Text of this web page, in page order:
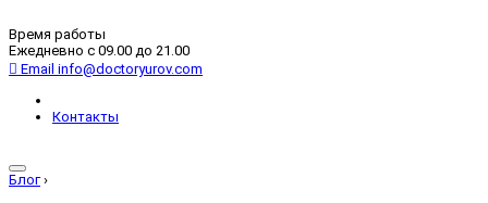
Время работы
Ежедневно с 09.00 до 21.00
Email info@doctoryurov.com
Контакты
Блог ›